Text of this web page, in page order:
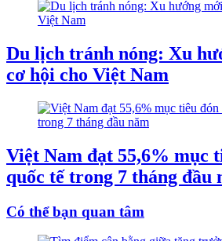
Du lịch tránh nóng: Xu
cơ hội cho Việt Nam
Việt Nam đạt 55,6% mục
quốc tế trong 7 tháng đầu
Có thể bạn quan tâm